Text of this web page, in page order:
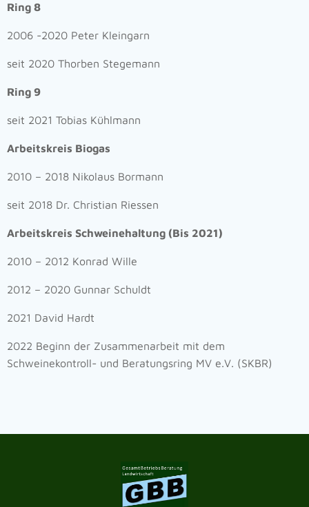
Ring 8
2006 -2020 Peter Kleingarn
seit 2020 Thorben Stegemann
Ring 9
seit 2021 Tobias Kühlmann
Arbeitskreis Biogas
2010 – 2018 Nikolaus Bormann
seit 2018 Dr. Christian Riessen
Arbeitskreis Schweinehaltung (Bis 2021)
2010 – 2012 Konrad Wille
2012 – 2020 Gunnar Schuldt
2021 David Hardt
2022 Beginn der Zusammenarbeit mit dem
Schweinekontroll- und Beratungsring MV e.V. (SKBR)